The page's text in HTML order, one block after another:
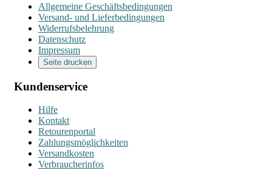
Allgemeine Geschäftsbedingungen
Versand- und Lieferbedingungen
Widerrufsbelehrung
Datenschutz
Impressum
Seite drucken
Kundenservice
Hilfe
Kontakt
Retourenportal
Zahlungsmöglichkeiten
Versandkosten
Verbraucherinfos